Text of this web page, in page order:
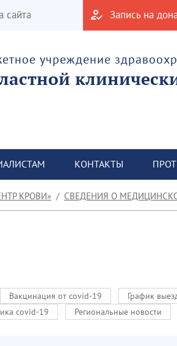
сайта Запись на
учреждение
КОНТАКТЫ
КРОВИ» СВЕДЕНИЯ О
Вакцинация от covid-19 График
covid-19 Региональные новости